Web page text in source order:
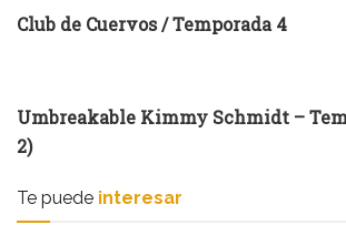
Club de Cuervos / Temporada 4
Umbreakable Kimmy Schmidt –
2)
Te puede interesar